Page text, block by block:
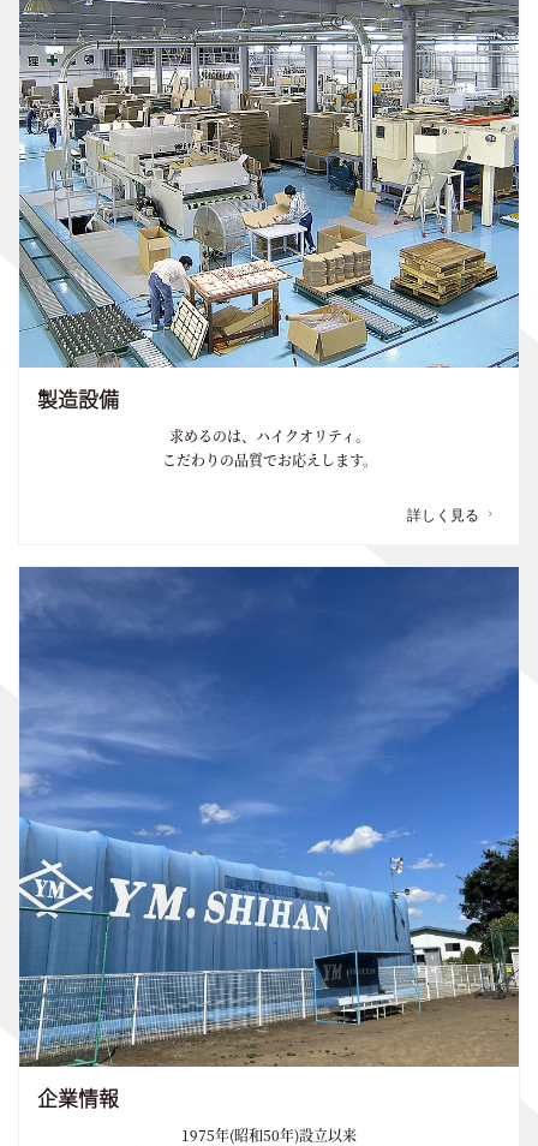
製造設備
求めるのは、ハイクオリティ。
こだわりの品質でお応えします。
詳しく見る
企業情報
1975年(昭和50年)設立以来